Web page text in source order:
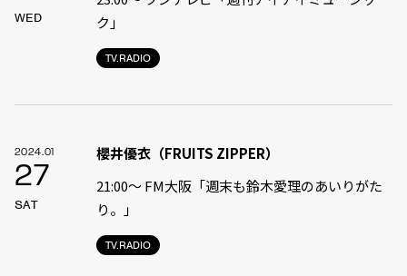
WED
TV.RADIO
ク」
2024.01
27
SAT
TV.RADIO
櫻井優衣（FRUITS ZIPPER）
21:00〜 FM大阪「週末も鈴木愛理のあいりがた
り。」